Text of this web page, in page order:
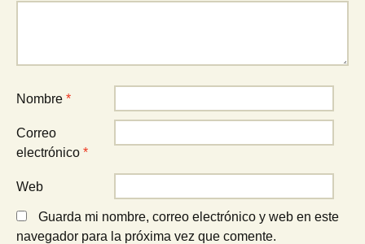
Nombre *
Correo
electrónico *
Web
Guarda mi nombre, correo electrónico y web en este
navegador para la próxima vez que comente.